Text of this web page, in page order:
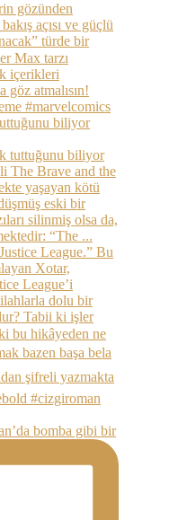
biliyor
bomba gibi bir